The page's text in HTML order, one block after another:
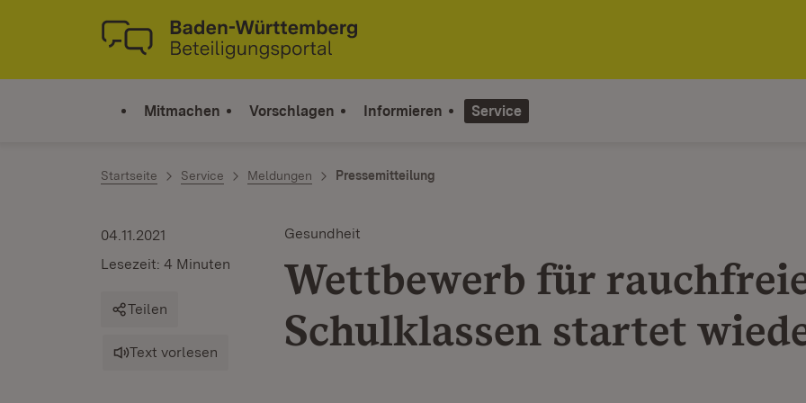
Zum Inhalt springen
Link zur Startseite
Mitmachen Vorschlagen Informieren Service
Startseite Service Meldungen Pressemitteilung
Gesundheit
Wettbewerb für
Schulklassen startet
04.11.2021
Lesezeit: 4 Minuten
Teilen
Text vorlesen